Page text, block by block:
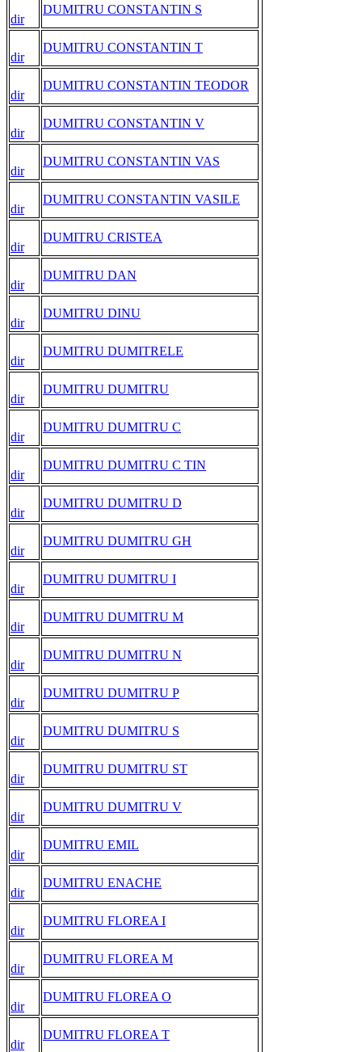
dir
DUMITRU CONSTANTIN S
dir
DUMITRU CONSTANTIN T
dir
DUMITRU CONSTANTIN TEODOR
dir
DUMITRU CONSTANTIN V
dir
DUMITRU CONSTANTIN VAS
dir
DUMITRU CONSTANTIN VASILE
dir
DUMITRU CRISTEA
dir
DUMITRU DAN
dir
DUMITRU DINU
dir
DUMITRU DUMITRELE
dir
DUMITRU DUMITRU
dir
DUMITRU DUMITRU C
dir
DUMITRU DUMITRU C TIN
dir
DUMITRU DUMITRU D
dir
DUMITRU DUMITRU GH
dir
DUMITRU DUMITRU I
dir
DUMITRU DUMITRU M
dir
DUMITRU DUMITRU N
dir
DUMITRU DUMITRU P
dir
DUMITRU DUMITRU S
dir
DUMITRU DUMITRU ST
dir
DUMITRU DUMITRU V
dir
DUMITRU EMIL
dir
DUMITRU ENACHE
dir
DUMITRU FLOREA I
dir
DUMITRU FLOREA M
dir
DUMITRU FLOREA O
dir
DUMITRU FLOREA T